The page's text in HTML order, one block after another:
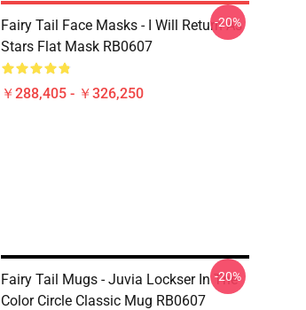
Fairy Tail Face Masks - I Will Return As
Stars Flat Mask RB0607
￥288,405 - ￥326,250
-20%
Fairy Tail Mugs - Juvia Lockser In The
Color Circle Classic Mug RB0607
-20%